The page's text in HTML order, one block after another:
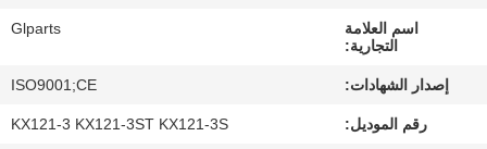
مراقبة
الجودة
اسم العلامة
التجارية:
Glparts
إصدار الشهادات: ISO9001;CE
رقم الموديل: KX121-3 KX121-3ST KX121-3S